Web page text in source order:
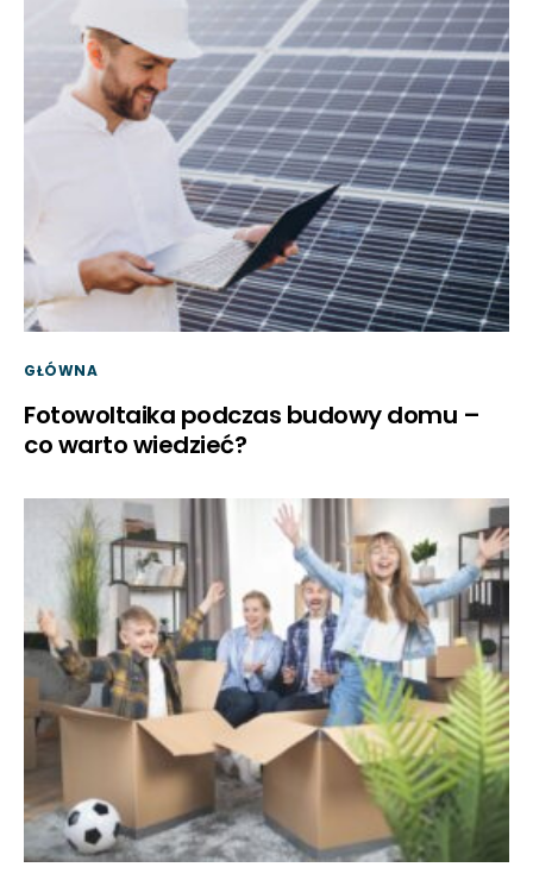
GŁÓWNA
Fotowoltaika podczas budowy domu –
co warto wiedzieć?